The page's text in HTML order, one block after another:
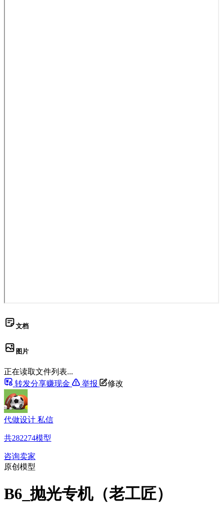
文档
图片
正在读取文件列表...
转发分享赚现金
举报 修改
代做设计 私信
共282274模型
咨询卖家
原创模型
B6_抛光专机（老工匠）